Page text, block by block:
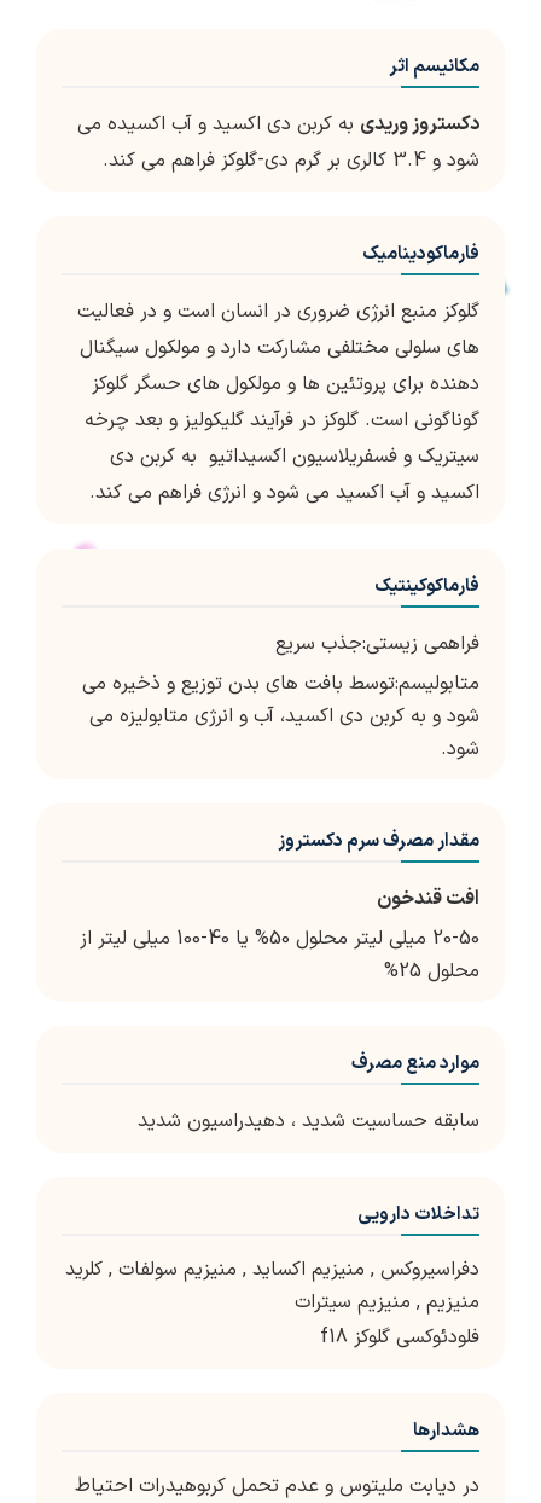
مکانیسم اثر
دکستروز وریدی به کربن دی اکسید و آب اکسیده می
شود و 3.4 کالری بر گرم دی-گلوکز فراهم می کند.
فارماکودینامیک
گلوکز منبع انرژی ضروری در انسان است و در فعالیت
های سلولی مختلفی مشارکت دارد و مولکول سیگنال
دهنده برای پروتئین ها و مولکول های حسگر گلوکز
گوناگونی است. گلوکز در فرآیند گلیکولیز و بعد چرخه
سیتریک و فسفریلاسیون اکسیداتیو به کربن دی
اکسید و آب اکسید می شود و انرژی فراهم می کند.
فارماکوکینتیک
فراهمی زیستی:جذب سریع
متابولیسم:توسط بافت های بدن توزیع و ذخیره می
شود و به کربن دی اکسید، آب و انرژی متابولیزه می
شود.
مقدار مصرف سرم دکستروز
افت قندخون
20-50 میلی لیتر محلول 50% یا 40-100 میلی لیتر از
محلول 25%
موارد منع مصرف
سابقه حساسیت شدید ، دهیدراسیون شدید
تداخلات دارویی
دفراسیروکس , منیزیم اکساید , منیزیم سولفات , کلرید
منیزیم , منیزیم سیترات
فلودئوکسی گلوکز f18
هشدارها
در دیابت ملیتوس و عدم تحمل کربوهیدرات احتیاط